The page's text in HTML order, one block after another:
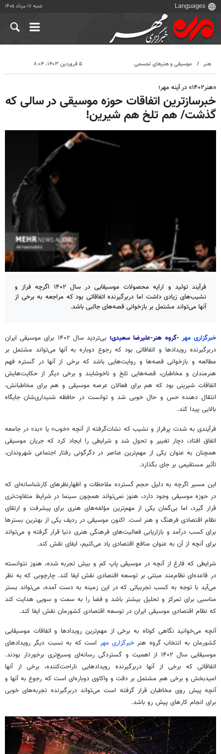
شنبه ۱۷ مرداد ۱۴۰۵
هنر موسیقی و هنرهای تجسمی ۵ فروردین ۱۴۰۳، ۸:۰۴
«هنر۱۴۰۲» در آینه مهر؛
خبرسازترین اتفاقات حوزه موسیقی در سالی که
گذشت/ هم تلخ هم شیرین!
فرآیند تولید و ارایه محصولات موسیقایی در سال ۱۴۰۲ اگرچه فراز و
نشیب‌های زیادی داشت اما دربرگیرنده اتفاقاتی بود که مراجعه به برخی از
آنها می‌تواند مشتمل بر بازخوانی قصه‌های جالبی باشد.
خبرگزاری مهر -گروه هنر-علیرضا سعیدی؛
بی‌تردید سال ۱۴۰۲ برای موسیقی ایران
دربرگیرنده رویدادها و اتفاقاتی بود که رجوع دوباره به آنها می‌تواند مشتمل بر
مطالعه و بازخوانی قصه‌ها و روایت‌هایی باشد که برخی از آنها در گستره فهم
هنرمندان و مخاطبان، قصه‌هایی تلخ و ناخوشایند و برخی دیگر از حکایت‌هایش
اتفاقات شیرینی بود که هم برای فعالان عرصه موسیقی و هم برای مخاطبانش،
انتقال دهنده حس و حال خوبی شد و توانست در حافظه شنیداری‌شان جایگاه
بالایی پیدا کند.
فرآیندی به شدت پرفراز و نشیب که نشات‌گرفته از آنچه «خوب» یا «بد» در جامعه
اتفاق افتاد، دچار تغییر و تحول شد و شرایطی را ایجاد کرد که جریان موسیقی
همچنان به عنوان یکی از مهم‌ترین عناصر در دگرگونی رفتار اجتماعی شهروندان،
تأثیر مستقیمی بر جای بگذارد.
این مسیر اگرچه به دلیل حجم گسترده ملاحظات و اظهارنظرهای کارشناسانه‌ای که
در حوزه موسیقی وجود دارد، هنوز نمی‌تواند همچون سینما در شرایط متفاوت‌تری
قرار گیرد، اما بی‌گمان یکی از مهم‌ترین مؤلفه‌های هنری برای پیشرفت و ارتقای
نظام اقتصادی فرهنگ و هنر است. اکنون موسیقی در ردیف یکی از بهترین بسترها
برای کسب درآمد و بازاریابی فعالیت‌های فرهنگی هنری دنیا قرار گرفته و می‌تواند
برای آنچه از آن به عنوان منافع اقتصادی یاد می‌کنیم، ایفای نقش کند.
شرایطی که فارغ از آنچه در موسیقی پاپ کم و بیش تجربه شده، هنوز نتوانسته
در قاعده‌ای نظام‌مند مبتنی بر توسعه اقتصادی نقش ایفا کند. چارچوبی که به نظر
می‌آید با توجه به کسب تجربیاتی که در این زمینه به دست آمده، می‌تواند بستر
مناسبی برای تمرکز و تحلیل بیشتر باشد و فضا را به سمت و سویی هدایت کند
که نظام اقتصادی موسیقی ایران در توسعه اقتصادی کشورمان نقش ایفا کند.
آنچه می‌خوانید نگاهی کوتاه به برخی از مهم‌ترین رویدادها و اتفاقات موسیقایی
کشورمان به انتخاب گروه هنر خبرگزاری مهر است که به نسبت دیگر رویدادهای
موسیقایی سال ۱۴۰۲ از اهمیت و گستردگی رسانه‌ای وسیع‌تری برخوردار بودند.
اتفاقاتی که برخی از آنها دربرگیرنده رویدادهایی ناراحت‌کننده، برخی از آنها
امیدبخش و برخی هم مشتمل بر دقت و واکاوی دوباره‌ای است که رجوع به آنها و
آنچه پیش روی مخاطبان قرار گرفته است می‌تواند دربرگیرنده تجربه‌های خوبی
برای انجام کارهای پیش رو باشد.